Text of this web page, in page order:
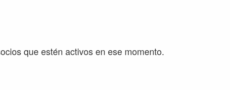
que estén activos en ese momento.